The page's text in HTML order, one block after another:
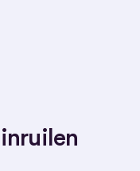
inruilen